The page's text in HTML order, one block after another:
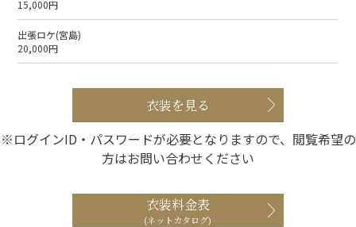
15,000円
出張ロケ(宮島)
20,000円
衣装を見る
※ログインID・パスワードが必要となりますので、閲覧希望の
方はお問い合わせください
衣装料金表
(ネットカタログ)